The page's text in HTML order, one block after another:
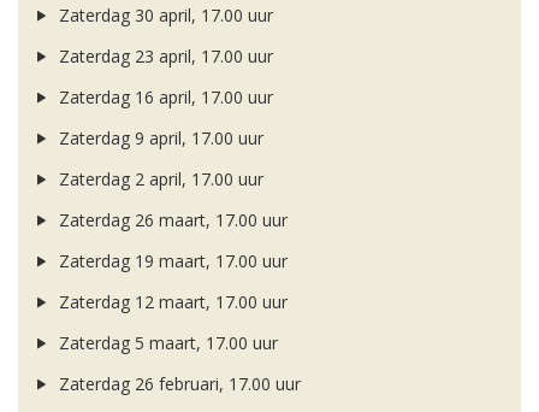
Zaterdag 30 april, 17.00 uur
Zaterdag 23 april, 17.00 uur
Zaterdag 16 april, 17.00 uur
Zaterdag 9 april, 17.00 uur
Zaterdag 2 april, 17.00 uur
Zaterdag 26 maart, 17.00 uur
Zaterdag 19 maart, 17.00 uur
Zaterdag 12 maart, 17.00 uur
Zaterdag 5 maart, 17.00 uur
Zaterdag 26 februari, 17.00 uur